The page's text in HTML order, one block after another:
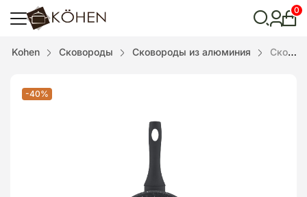
пошук
0
Kohen Сковороды Сковороды из алюминия Сковорода Gourmet 20см Kohen
-40%